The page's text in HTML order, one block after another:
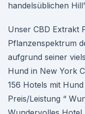
handelsüblichen
Unser CBD Extrakt
Pflanzenspektrum
aufgrund seiner
Hund in New York
156 Hotels mit
Preis/Leistung “